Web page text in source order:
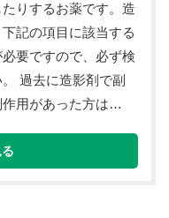
りするお薬です。造
記の項目に該当する
要ですので、必ず検
過去に造影剤で副
作用があった方は…